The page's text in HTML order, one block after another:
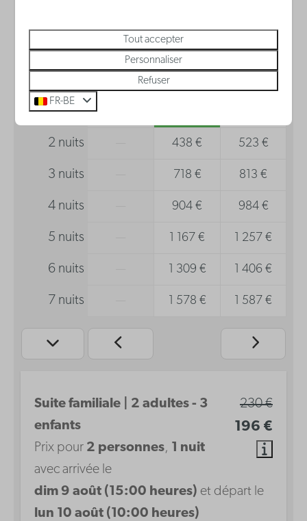
di 09-08-2026 lu 10-08-2026
sam
dim
9 août
lun
1 nuit
2 nuits 438 € 523 €
3 nuits 718 € 813 €
4 nuits 904 € 984 €
5 nuits 1 167 € 1 257 €
6 nuits 1 309 € 1 406 €
7 nuits 1 578 € 1 587 €
230 €
196 €
Suite familiale | 2 adultes - 3
enfants
Prix pour 2 personnes, 1 nuit
avec arrivée le
dim 9 août (15:00 heures) et départ le
lun 10 août (10:00 heures)
Tout accepter
Personnaliser
Refuser
FR-BE